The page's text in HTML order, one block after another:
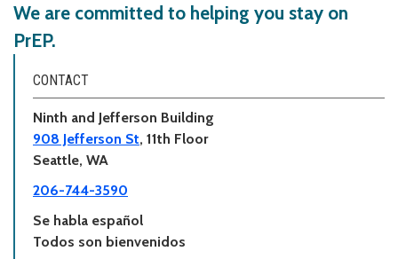
We are committed to helping you stay on
PrEP.
CONTACT
Ninth and Jefferson Building
908 Jefferson St, 11th Floor
Seattle, WA
206-744-3590
Se habla español
Todos son bienvenidos